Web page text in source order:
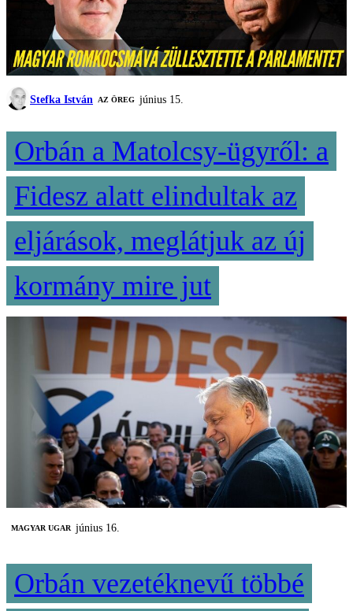
Stefka István AZ ÖREG június 15.
Orbán a Matolcsy-ügyről: a
Fidesz alatt elindultak az
eljárások, meglátjuk az új
kormány mire jut
MAGYAR UGAR június 16.
Orbán vezetéknevű többé